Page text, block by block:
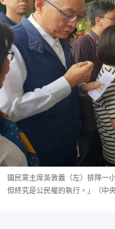
國民黨主席吳敦義（左）排隊一
但終究是公民權的執行。」（中央